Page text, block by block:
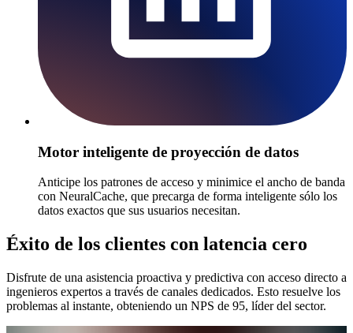
Motor inteligente de proyección de datos
Anticipe los patrones de acceso y minimice el ancho de banda
con NeuralCache, que precarga de forma inteligente sólo los
datos exactos que sus usuarios necesitan.
Éxito de los clientes con latencia cero
Disfrute de una asistencia proactiva y predictiva con acceso directo a
ingenieros expertos a través de canales dedicados. Esto resuelve los
problemas al instante, obteniendo un NPS de 95, líder del sector.